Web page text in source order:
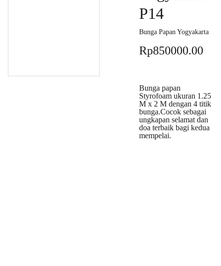
P14
Bunga Papan Yogyakarta
Rp850000.00
Bunga papan
Styrofoam ukuran 1.25
M x 2 M dengan 4 titik
bunga.Cocok sebagai
ungkapan selamat dan
doa terbaik bagi kedua
mempelai.